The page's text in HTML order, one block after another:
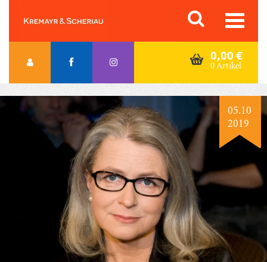
content
Orac K&S
0,00 €
0 Artikel
05.10
2019